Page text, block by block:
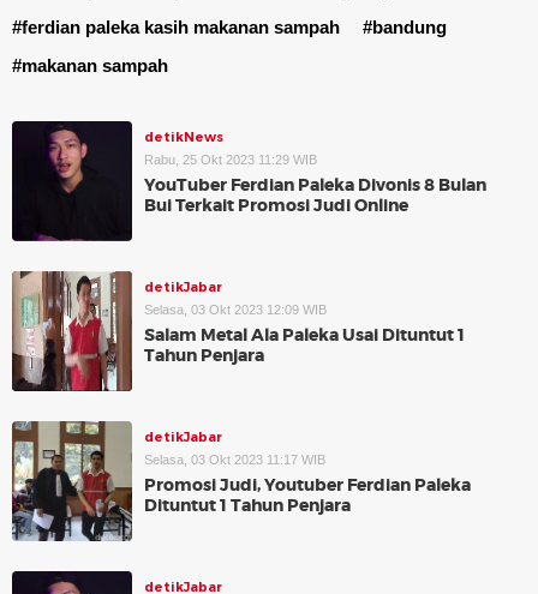
#ferdian paleka kasih makanan sampah
#bandung
#makanan sampah
detikNews
Rabu, 25 Okt 2023 11:29 WIB
YouTuber Ferdian Paleka Divonis 8 Bulan
Bui Terkait Promosi Judi Online
detikJabar
Selasa, 03 Okt 2023 12:09 WIB
Salam Metal Ala Paleka Usai Dituntut 1
Tahun Penjara
detikJabar
Selasa, 03 Okt 2023 11:17 WIB
Promosi Judi, Youtuber Ferdian Paleka
Dituntut 1 Tahun Penjara
detikJabar